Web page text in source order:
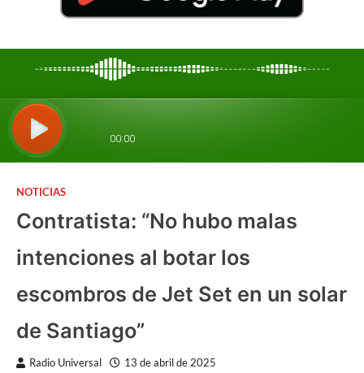
NOTICIAS
Contratista: “No hubo malas
intenciones al botar los
escombros de Jet Set en un solar
de Santiago”
Radio Universal 13 de abril de 2025